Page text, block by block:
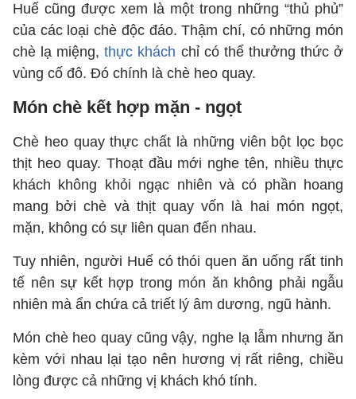
Huế cũng được xem là một trong những “thủ phủ”
của các loại chè độc đáo. Thậm chí, có những món
chè lạ miệng,thực khách chỉ có thể thưởng thức ở
vùng cố đô. Đó chính là chè heo quay.
Món chè kết hợp mặn - ngọt
Chè heo quay thực chất là những viên bột lọc bọc
thịt heo quay. Thoạt đầu mới nghe tên, nhiều thực
khách không khỏi ngạc nhiên và có phần hoang
mang bởi chè và thịt quay vốn là hai món ngọt,
mặn, không có sự liên quan đến nhau.
Tuy nhiên, người Huế có thói quen ăn uống rất tinh
tế nên sự kết hợp trong món ăn không phải ngẫu
nhiên mà ẩn chứa cả triết lý âm dương, ngũ hành.
Món chè heo quay cũng vậy, nghe lạ lẫm nhưng ăn
kèm với nhau lại tạo nên hương vị rất riêng, chiều
lòng được cả những vị khách khó tính.